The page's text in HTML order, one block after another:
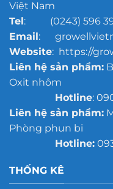
Việt Nam
Tel: (0243) 596
Email:
Website: https://
Liên hệ sản phẩm:
Oxit nhôm
Hotline:
Liên hệ sản phẩm:
Phòng phun bi
Hotline:
THỐNG KÊ